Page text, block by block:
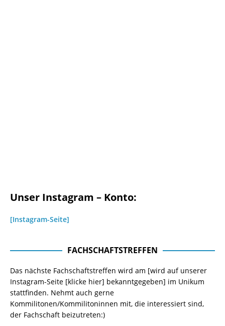
Unser Instagram – Konto:
[Instagram-Seite]
FACHSCHAFTSTREFFEN
Das nächste Fachschaftstreffen wird am [wird auf unserer
Instagram-Seite [klicke hier] bekanntgegeben] im Unikum
stattfinden. Nehmt auch gerne
Kommilitonen/Kommilitoninnen mit, die interessiert sind,
der Fachschaft beizutreten:)